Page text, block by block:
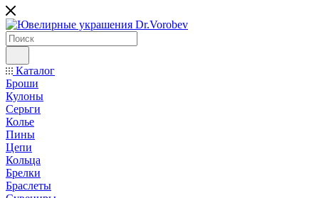
Каталог
Броши
Кулоны
Серьги
Колье
Пины
Цепи
Кольца
Брелки
Браслеты